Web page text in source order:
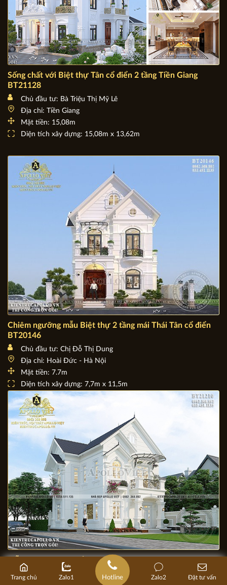
Sống chất với Biệt thự Tân cổ điển 2 tầng Tiền Giang
BT21128
Chủ đầu tư: Bà Triệu Thị Mỹ Lê
Mặt tiền: 15,08m
Diện tích xây dựng: 15,08m x 13,62m
Chiêm ngưỡng mẫu Biệt thự 2 tầng mái Thái Tân cổ điển
BT20146
Chủ đầu tư: Chị Đỗ Thị Dung
Địa chỉ: Hoài Đức - Hà Nội
Mặt tiền: 7.7m
Diện tích xây dựng: 7,7m x 11,5m
Trang chủ Zalo1 Hotline Zalo2 Đặt tư vấn